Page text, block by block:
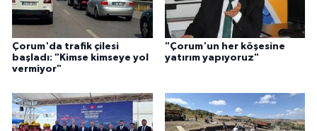
Çorum'da trafik çilesi
başladı: "Kimse kimseye yol
vermiyor"
"Çorum'un her köşesine
yatırım yapıyoruz"